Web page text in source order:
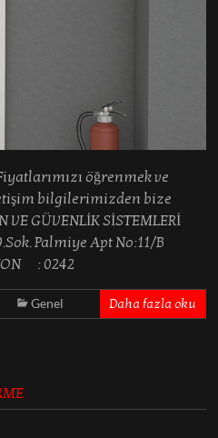
öğrenmek ve
bilgilerimizden bize
GÜVENLİK SİSTEMLERİ
Palmiye Apt No:11/B
: 0242
Genel Daha fazla oku